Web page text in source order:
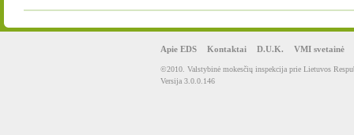
Apie EDS Kontaktai D.U.K. VMI svetainė
©2010. Valstybinė mokesčių inspekcija prie Lietuvos
Versija 3.0.0.146